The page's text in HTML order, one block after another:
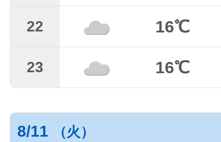
22 16℃
23 16℃
8/11 （火）